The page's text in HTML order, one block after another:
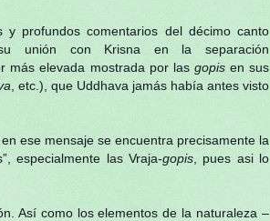
profundos comentarios del décimo canto
unión con Krisna en la separación
más elevada mostrada por las gopisen sus
, etc.), que Uddhava jamás había antes visto
ese mensaje se encuentra precisamente la
especialmente las Vraja-gopis, pues asi lo
Así como los elementos de la naturaleza –